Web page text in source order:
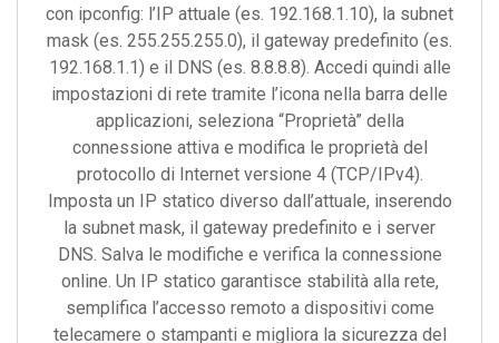
con ipconfig: l’IP attuale (es. 192.168.1.10), la subnet
mask (es. 255.255.255.0), il gateway predefinito (es.
192.168.1.1) e il DNS (es. 8.8.8.8). Accedi quindi alle
impostazioni di rete tramite l’icona nella barra delle
applicazioni, seleziona “Proprietà” della
connessione attiva e modifica le proprietà del
protocollo di Internet versione 4 (TCP/IPv4).
Imposta un IP statico diverso dall’attuale, inserendo
la subnet mask, il gateway predefinito e i server
DNS. Salva le modifiche e verifica la connessione
online. Un IP statico garantisce stabilità alla rete,
semplifica l’accesso remoto a dispositivi come
telecamere o stampanti e migliora la sicurezza del